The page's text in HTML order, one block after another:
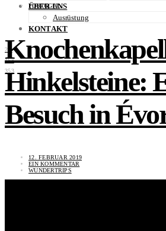
ÜBER UNS
Ausrüstung
KONTAKT
2K
168
353
PORTUGAL
Hinkelsteine:
Besuch in
12. FEBRUAR 2019
EIN KOMMENTAR
WUNDERTRIPS